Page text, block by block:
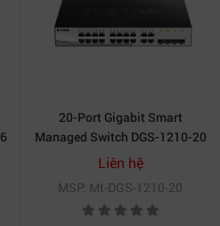
20-Port Gigabit Smart
Managed Switch DGS-1210-20
Liên hệ
MSP: Mt-DGS-1210-20